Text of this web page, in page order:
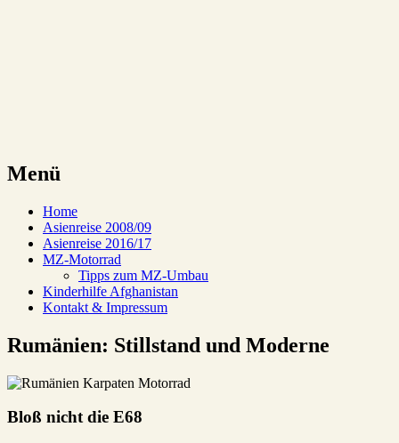
Menü
Zum
Inhalt
springen
Home
Asienreise 2008/09
Asienreise 2016/17
MZ-Motorrad
Tipps zum MZ-Umbau
Kinderhilfe Afghanistan
Kontakt & Impressum
Rumänien: Stillstand und Moderne
Bloß nicht die E68